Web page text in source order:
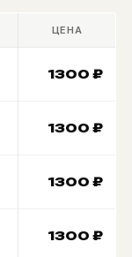
ЦЕНА
1300 ₽
1300 ₽
1300 ₽
1300 ₽